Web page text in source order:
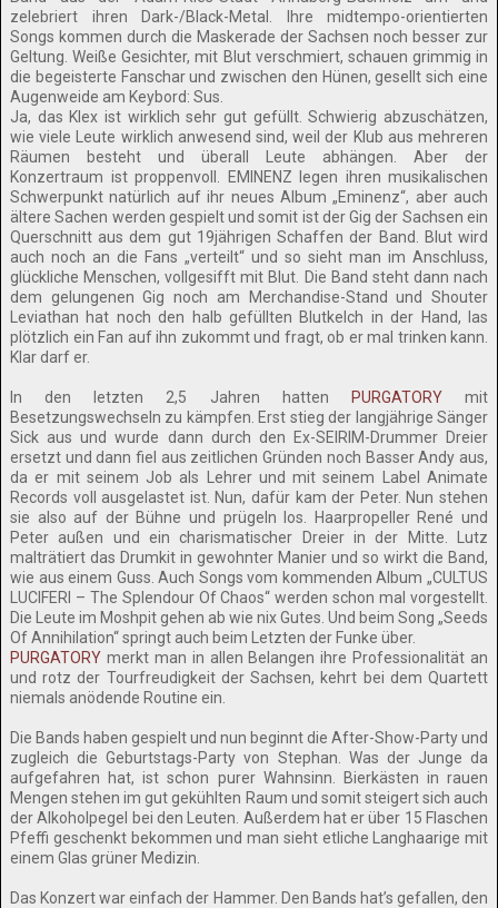
zelebriert ihren Dark-/Black-Metal. Ihre midtempo-orientierten
Songs kommen durch die Maskerade der Sachsen noch besser zur
Geltung. Weiße Gesichter, mit Blut verschmiert, schauen grimmig in
die begeisterte Fanschar und zwischen den Hünen, gesellt sich eine
Augenweide am Keybord: Sus.
Ja, das Klex ist wirklich sehr gut gefüllt. Schwierig abzuschätzen,
wie viele Leute wirklich anwesend sind, weil der Klub aus mehreren
Räumen besteht und überall Leute abhängen. Aber der
Konzertraum ist proppenvoll. EMINENZ legen ihren musikalischen
Schwerpunkt natürlich auf ihr neues Album „Eminenz“, aber auch
ältere Sachen werden gespielt und somit ist der Gig der Sachsen ein
Querschnitt aus dem gut 19jährigen Schaffen der Band. Blut wird
auch noch an die Fans „verteilt“ und so sieht man im Anschluss,
glückliche Menschen, vollgesifft mit Blut. Die Band steht dann nach
dem gelungenen Gig noch am Merchandise-Stand und Shouter
Leviathan hat noch den halb gefüllten Blutkelch in der Hand, las
plötzlich ein Fan auf ihn zukommt und fragt, ob er mal trinken kann.
Klar darf er.
In den letzten 2,5 Jahren hatten PURGATORYmit
Besetzungswechseln zu kämpfen. Erst stieg der langjährige Sänger
Sick aus und wurde dann durch den Ex-SEIRIM-Drummer Dreier
ersetzt und dann fiel aus zeitlichen Gründen noch Basser Andy aus,
da er mit seinem Job als Lehrer und mit seinem Label Animate
Records voll ausgelastet ist. Nun, dafür kam der Peter. Nun stehen
sie also auf der Bühne und prügeln los. Haarpropeller René und
Peter außen und ein charismatischer Dreier in der Mitte. Lutz
malträtiert das Drumkit in gewohnter Manier und so wirkt die Band,
wie aus einem Guss. Auch Songs vom kommenden Album „CULTUS
LUCIFERI – The Splendour Of Chaos“ werden schon mal vorgestellt.
Die Leute im Moshpit gehen ab wie nix Gutes. Und beim Song „Seeds
Of Annihilation“ springt auch beim Letzten der Funke über.
PURGATORY merkt man in allen Belangen ihre Professionalität an
und rotz der Tourfreudigkeit der Sachsen, kehrt bei dem Quartett
niemals anödende Routine ein.
Die Bands haben gespielt und nun beginnt die After-Show-Party und
zugleich die Geburtstags-Party von Stephan. Was der Junge da
aufgefahren hat, ist schon purer Wahnsinn. Bierkästen in rauen
Mengen stehen im gut gekühlten Raum und somit steigert sich auch
der Alkoholpegel bei den Leuten. Außerdem hat er über 15 Flaschen
Pfeffi geschenkt bekommen und man sieht etliche Langhaarige mit
einem Glas grüner Medizin.
Das Konzert war einfach der Hammer. Den Bands hat’s gefallen, den